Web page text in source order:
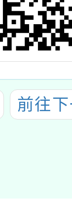
前往